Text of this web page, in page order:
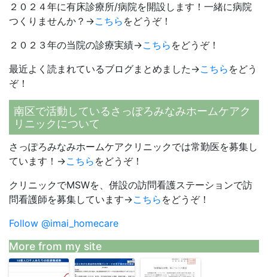
２０２４年に有床診療所/病院を開設します！一緒に病院
つくりませんか？→こちら をどうぞ！
２０２３年の当院の診療実績→こちら をどうぞ！
最近よく読まれているブログまとめました→こちら をどう
ぞ！
南区で活動しているさっぽろみなみホームケアク
リニックについて
さっぽろみなみホームケアクリニックでは常勤医を募集し
ています！→こちら をどうぞ！
クリニックでMSWを、併設の訪問看護ステーションで訪
問看護師を募集しています→こちら をどうぞ！
Follow @imai_homecare
More from my site